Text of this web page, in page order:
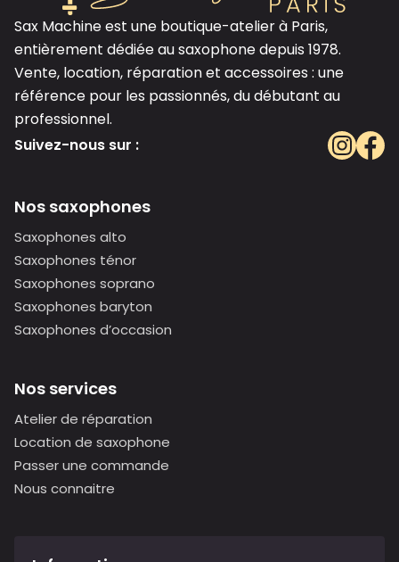
Sax Machine est une boutique-atelier à Paris,
entièrement dédiée au saxophone depuis 1978.
Vente, location, réparation et accessoires : une
référence pour les passionnés, du débutant au
professionnel.
Suivez-nous sur :
Nos saxophones
Saxophones alto
Saxophones ténor
Saxophones soprano
Saxophones baryton
Saxophones d’occasion
Nos services
Atelier de réparation
Location de saxophone
Passer une commande
Nous connaitre